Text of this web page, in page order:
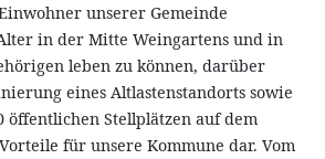
unserer Gemeinde
in der Mitte Weingartens und in
leben zu können, darüber
eines Altlastenstandorts sowie
öffentlichen Stellplätzen auf dem
für unsere Kommune dar. Vom